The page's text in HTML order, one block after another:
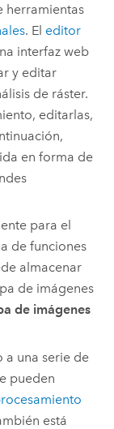
herramientas
. El editor
interfaz web
y editar
de ráster.
editarlas,
en forma de
para el
de funciones
almacenar
de imágenes
de imágenes
a una serie de
pueden
está